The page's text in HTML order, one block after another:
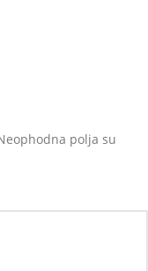
polja su